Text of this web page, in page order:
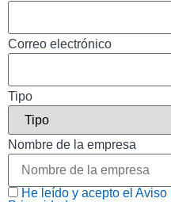
Correo electrónico
Tipo
Nombre de la empresa
He leído y acepto el